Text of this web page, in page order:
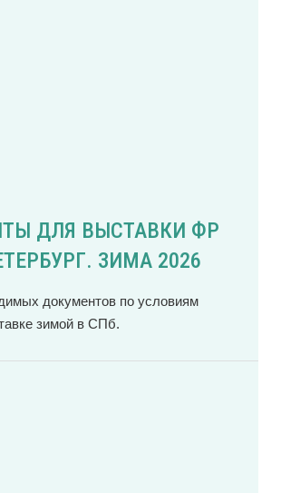
ДЛЯ ВЫСТАВКИ ФР
ЗИМА 2026
документов по условиям
зимой в СПб.